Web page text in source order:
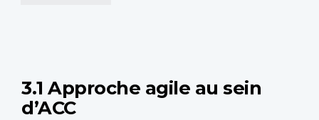
3.1 Approche agile au sein
d’ACC